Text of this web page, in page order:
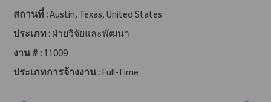
สถานที่ :Austin, Texas, United States
ประเภท : ฝ่ายวิจัยและพัฒนา
งาน # : 11009
ประเภทการจ้างงาน : Full-Time